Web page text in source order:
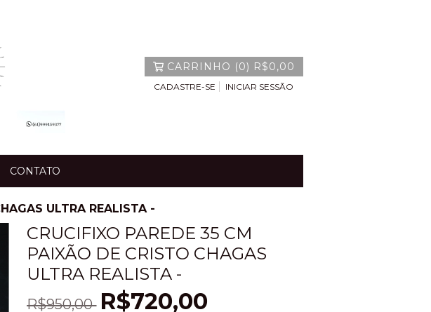
CARRINHO (0) R$0,00
CADASTRE-SE INICIAR SESSÃO
CONTATO
ULTRA REALISTA -
CRUCIFIXO PAREDE 35 CM
PAIXÃO DE CRISTO CHAGAS
ULTRA REALISTA -
R$950,00 R$720,00